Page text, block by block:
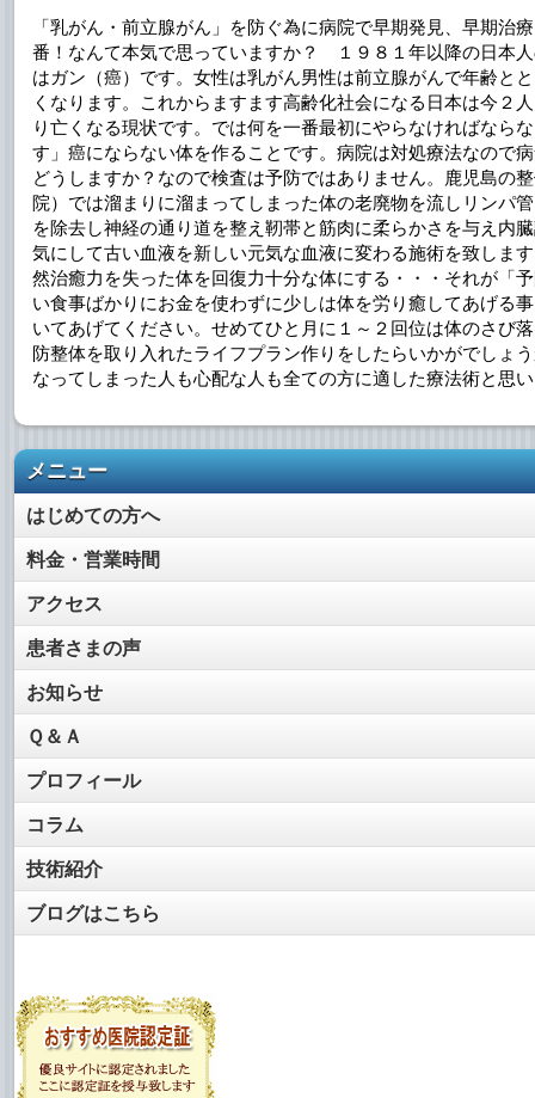
「乳がん・前立腺がん」を防ぐ為に病院で早期発見、早期治
番！なんて本気で思っていますか？ １９８１年以降の日本
はガン（癌）です。女性は乳がん男性は前立腺がんで年齢と
くなります。これからますます高齢化社会になる日本は今２
り亡くなる現状です。では何を一番最初にやらなければなら
す」癌にならない体を作ることです。病院は対処療法なので
どうしますか？なので検査は予防ではありません。鹿児島の
院）では溜まりに溜まってしまった体の老廃物を流しリンパ
を除去し神経の通り道を整え靭帯と筋肉に柔らかさを与え内
気にして古い血液を新しい元気な血液に変わる施術を致しま
然治癒力を失った体を回復力十分な体にする・・・それが「
い食事ばかりにお金を使わずに少しは体を労り癒してあげる
いてあげてください。せめてひと月に１～２回位は体のさび
防整体を取り入れたライフプラン作りをしたらいかがでしょ
なってしまった人も心配な人も全ての方に適した療法術と思
メニュー
はじめての方へ
料金・営業時間
アクセス
患者さまの声
お知らせ
Ｑ＆Ａ
プロフィール
コラム
技術紹介
ブログはこちら